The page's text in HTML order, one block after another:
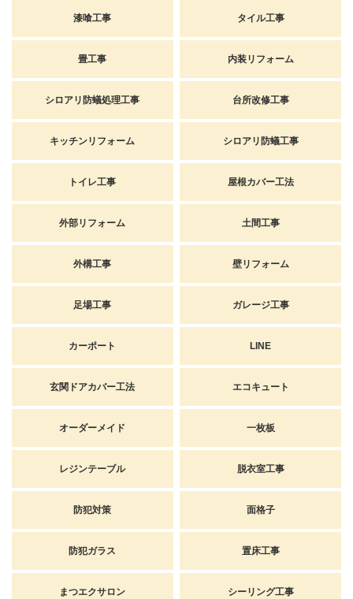
漆喰工事 タイル工事
畳工事 内装リフォーム
シロアリ防蟻処理工事 台所改修工事
キッチンリフォーム シロアリ防蟻工事
トイレ工事 屋根カバー工法
外部リフォーム 土間工事
外構工事 壁リフォーム
足場工事 ガレージ工事
カーポート LINE
玄関ドアカバー工法 エコキュート
オーダーメイド 一枚板
レジンテーブル 脱衣室工事
防犯対策 面格子
防犯ガラス 置床工事
まつエクサロン シーリング工事